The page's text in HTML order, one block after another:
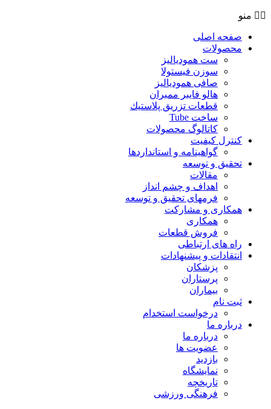
منو
صفحه اصلی
محصولات
ست همودیالیز
سوزن فیستولا
صافی همودیالیز
هالو فایبر ممبران
قطعات تزريق پلاستيك
ساخت Tube
کاتالوگ محصولات
کنترل کیفیت
گواهينامه و استانداردها
تحقيق و توسعه
مقالات
اهداف و چشم انداز
فرمهای تحقیق و توسعه
همکاری و مشارکت
همکاری
فروش قطعات
راه های ارتباطی
انتقادات و پيشنهادات
پزشكان
پرستاران
بيماران
ثبت نام
درخواست استخدام
درباره ما
درباره ما
عضویت ها
بازدید
نمایشگاه
تاريخچه
فرهنگی ورزشی